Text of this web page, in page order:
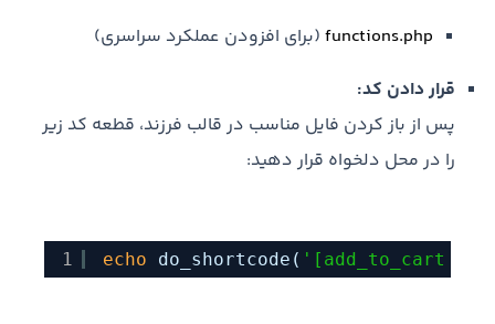
functions.php (برای افزودن عملکرد سراسری)
قرار دادن کد:
پس از باز کردن فایل مناسب در قالب فرزند، قطعه کد زیر
را در محل دلخواه قرار دهید:
1 echo do_shortcode( '[add_to_cart